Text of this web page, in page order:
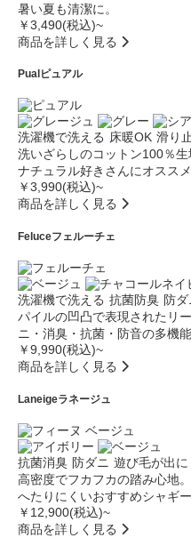
暑い夏も清潔に。
￥3,490(税込)~
商品を詳しく見る
Pualピュアル
洗濯機で洗える 床暖OK 滑り
洗いざらしのコットン100％
ナチュラル好きさんにオスス
￥3,990(税込)~
商品を詳しく見る
Feluceフェルーチェ
洗濯機で洗える 抗菌防臭 防ダ
パイルの凹凸で表現されたリ
ニ・消臭・抗菌・防音の多機能
￥9,990(税込)~
商品を詳しく見る
Laneigeラネージュ
抗菌消臭 防ダニ 遊び毛が出に
高密度でフカフカの踏み心地
へたりにくいおすすめシャギー
￥12,900(税込)~
商品を詳しく見る